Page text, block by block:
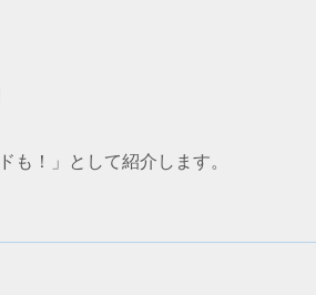
も！」として紹介します。